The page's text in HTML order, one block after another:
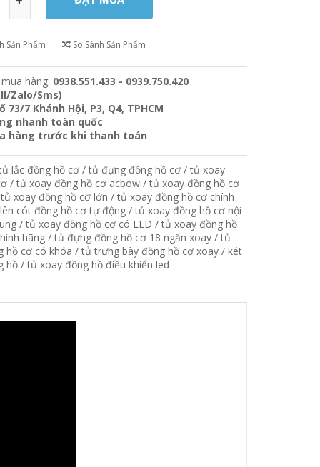
Sản Phẩm So Sánh Sản Phẩm
mua hàng: 0938.551.433 - 0939.750.420
Zalo/Sms)
73/7 Khánh Hội, P3, Q4, TPHCM
nhanh toàn quốc
hàng trước khi thanh toán
lắc đồng hồ cơ /tủ đựng đồng hồ cơ /tủ xoay
/tủ xoay đồng hồ cơ acbow /tủ xoay đồng hồ cơ
tủ xoay đồng hồ cỡ lớn /tủ xoay đồng hồ cơ chính
cót đồng hồ cơ tự động /tủ xoay đồng hồ cơ nội
/tủ xoay đồng hồ cơ có LED /tủ xoay đồng hồ
hãng /tủ đựng đồng hồ cơ 18 ngăn xoay /tủ
hồ cơ có khóa /tủ trưng bày đồng hồ cơ xoay /két
hồ /tủ xoay đồng hồ điều khiển led